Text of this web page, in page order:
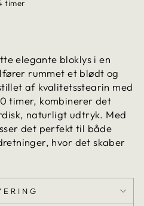
timer
elegante bloklys i en
rummet et blødt og
af kvalitetsstearin med
timer, kombinerer det
naturligt udtryk. Med
det perfekt til både
hvor det skaber